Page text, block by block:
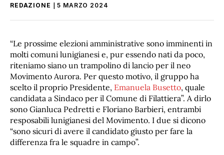
REDAZIONE 5 MARZO 2024
“Le prossime elezioni amministrative sono imminenti in
molti comuni lunigianesi e, pur essendo nati da poco,
riteniamo siano un trampolino di lancio per il neo
Movimento Aurora. Per questo motivo, il gruppo ha
scelto il proprio Presidente, Emanuela Busetto, quale
candidata a Sindaco per il Comune di Filattiera”. A dirlo
sono Gianluca Pedretti e Floriano Barbieri, entrambi
resposabili lunigianesi del Movimento. I due si dicono
“sono sicuri di avere il candidato giusto per fare la
differenza fra le squadre in campo”.